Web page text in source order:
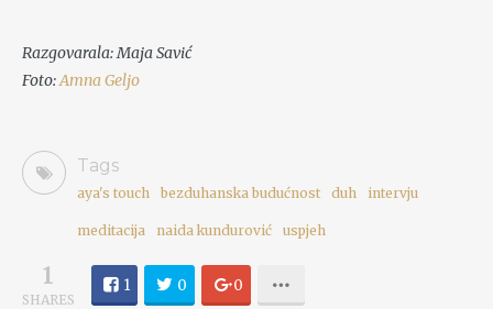
Razgovarala: Maja Savić
Foto:Amna Geljo
Tags
aya's touch bezduhanska budućnost duh intervju
meditacija naida kundurović uspjeh
1
SHARES
1 0 0